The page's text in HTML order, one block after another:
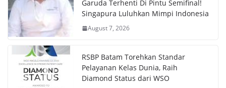
Garuda Terhenti Di Pintu Semifinal!
Singapura Luluhkan Mimpi Indonesia
August 7, 2026
RSBP Batam Torehkan Standar
Pelayanan Kelas Dunia, Raih
Diamond Status dari WSO